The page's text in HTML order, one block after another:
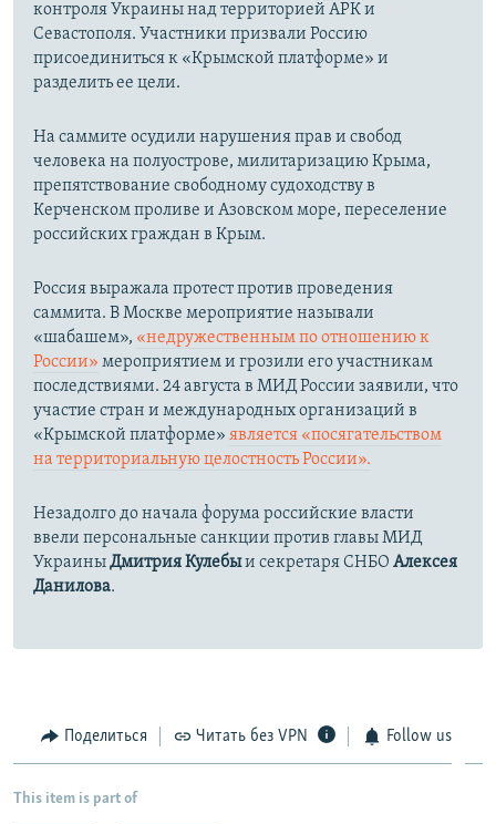
контроля Украины над территорией АРК и
Севастополя. Участники призвали Россию
присоединиться к «Крымской платформе» и
разделить ее цели.
На саммите осудили нарушения прав и свобод
человека на полуострове, милитаризацию Крыма,
препятствование свободному судоходству в
Керченском проливе и Азовском море, переселение
российских граждан в Крым.
Россия выражала протест против проведения
саммита. В Москве мероприятие называли
«шабашем», «недружественным по отношению к
России» мероприятием и грозили его участникам
последствиями. 24 августа в МИД России заявили, что
участие стран и международных организаций в
«Крымской платформе» является «посягательством
на территориальную целостность России».
Незадолго до начала форума российские власти
ввели персональные санкции против главы МИД
УкраиныДмитрия Кулебыи секретаря СНБО Алексея
Данилова.
Поделиться Читать без VPN Follow us
This item is part of